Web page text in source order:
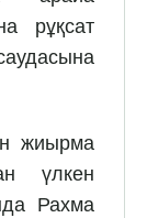
рұқсат
жиырма
үлкен
Рахма